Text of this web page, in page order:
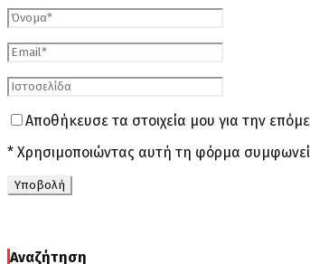
Αποθήκευσε τα στοιχεία μου για την
* Χρησιμοποιώντας αυτή τη φόρμα
Αναζήτηση